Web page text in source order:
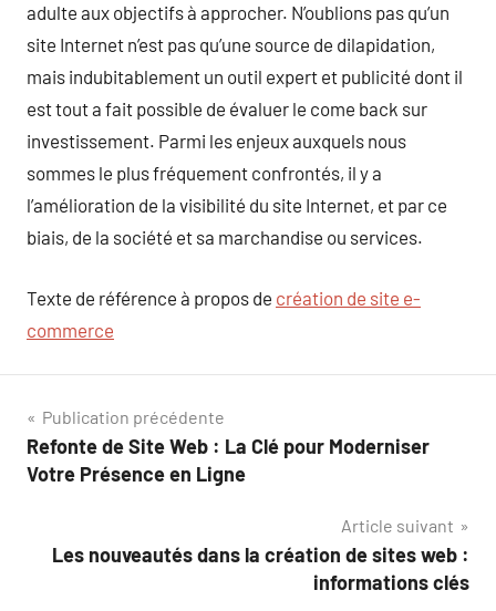
adulte aux objectifs à approcher. N’oublions pas qu’un
site Internet n’est pas qu’une source de dilapidation,
mais indubitablement un outil expert et publicité dont il
est tout a fait possible de évaluer le come back sur
investissement. Parmi les enjeux auxquels nous
sommes le plus fréquement confrontés, il y a
l’amélioration de la visibilité du site Internet, et par ce
biais, de la société et sa marchandise ou services.
Texte de référence à propos de création de site e-
commerce
Navigation
de
Publication précédente
Refonte de Site Web : La Clé pour Moderniser
Votre Présence en Ligne
Article suivant
Les nouveautés dans la création de sites web :
informations clés